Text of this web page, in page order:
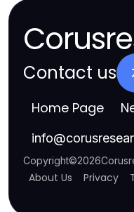
Contact us
Home Page
info@
Copyright©2026
About Us Privacy